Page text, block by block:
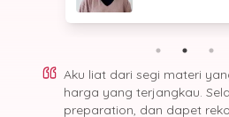
Aku liat dari segi materi
harga yang terjangkau.
preparation, dan dapet